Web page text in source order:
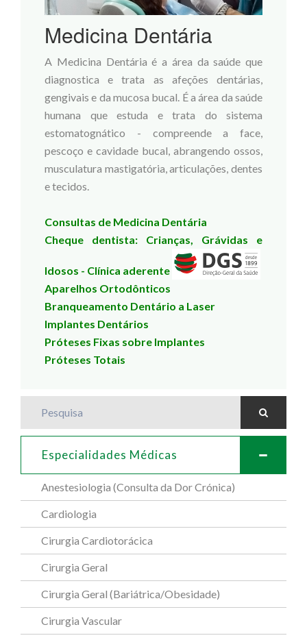
Medicina Dentária
A Medicina Dentária é a área da saúde que
diagnostica e trata as afeções dentárias,
gengivais e da mucosa bucal. É a área da saúde
humana que estuda e trata do sistema
estomatognático - compreende a face,
pescoço e cavidade bucal, abrangendo ossos,
musculatura mastigatória, articulações, dentes
e tecidos.
Consultas de Medicina Dentária
Cheque dentista: Crianças, Grávidas e
Idosos - Clínica aderente
Aparelhos Ortodônticos
Branqueamento Dentário a Laser
Implantes Dentários
Próteses Fixas sobre Implantes
Próteses Totais
Especialidades Médicas
Anestesiologia (Consulta da Dor Crónica)
Cardiologia
Cirurgia Cardiotorácica
Cirurgia Geral
Cirurgia Geral (Bariátrica/Obesidade)
Cirurgia Vascular